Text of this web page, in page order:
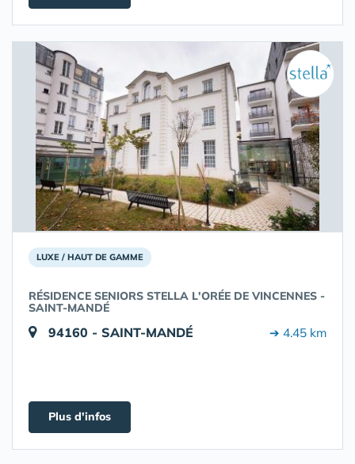
LUXE / HAUT DE GAMME
RÉSIDENCE SENIORS STELLA L'ORÉE DE VINCENNES -
SAINT-MANDÉ
94160 - SAINT-MANDÉ ➔ 4.45 km
Plus d'infos